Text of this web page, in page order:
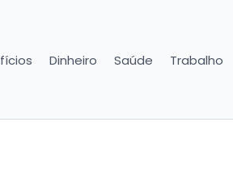
Dinheiro Saúde Trabalho